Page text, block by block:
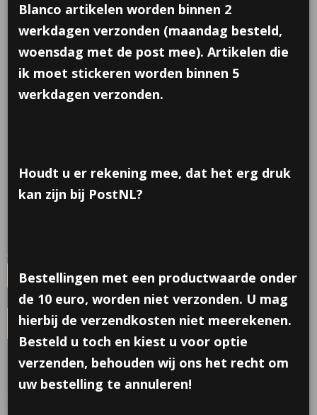
Lama/ Alpaca plexi
€ 0,60 per stuk
Aantal
IN WINKELWAGEN
Omschrijving
Deze leuke Alpaca plexi snoepdoosje, bestaan uit 2 delen die je in
Blanco artikelen worden binnen 2
werkdagen verzonden (maandag besteld,
woensdag met de post mee). Artikelen die
ik moet stickeren worden binnen 5
werkdagen verzonden.
Houdt u er rekening mee, dat het erg druk
kan zijn bij PostNL?
Bestellingen met een productwaarde onder
de 10 euro, worden niet verzonden. U mag
hierbij de verzendkosten niet meerekenen.
Besteld u toch en kiest u voor optie
verzenden, behouden wij ons het recht om
uw bestelling te annuleren!